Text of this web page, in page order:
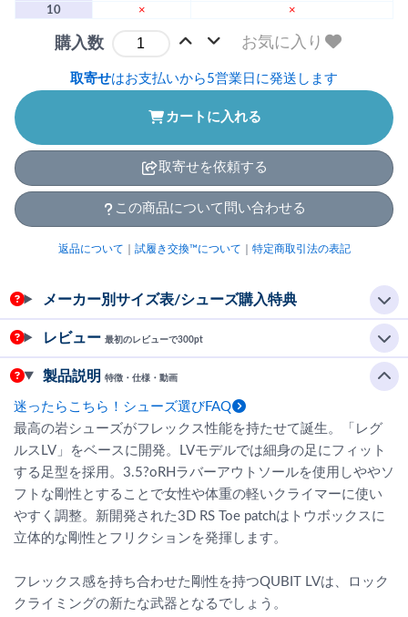
10
× ×
購入数 お気に入り
取寄せはお支払いから5営業日に発送します
カートに入れる
取寄せを依頼する
この商品について問い合わせる
返品について 試履き交換™について 特定商取引法の表記
メーカー別サイズ表/シューズ購入特典
レビュー 最初のレビューで300pt
製品説明 特徴・仕様・動画
迷ったらこちら！シューズ選びFAQ
最高の岩シューズがフレックス性能を持たせて誕生。「レグ
ルスLV」をベースに開発。LVモデルでは細身の足にフィット
する足型を採用。3.5?oRHラバーアウトソールを使用しややソ
フトな剛性とすることで女性や体重の軽いクライマーに使い
やすく調整。新開発された3D RS Toe patchはトウボックスに
立体的な剛性とフリクションを発揮します。
フレックス感を持ち合わせた剛性を持つQUBIT LVは、ロック
クライミングの新たな武器となるでしょう。